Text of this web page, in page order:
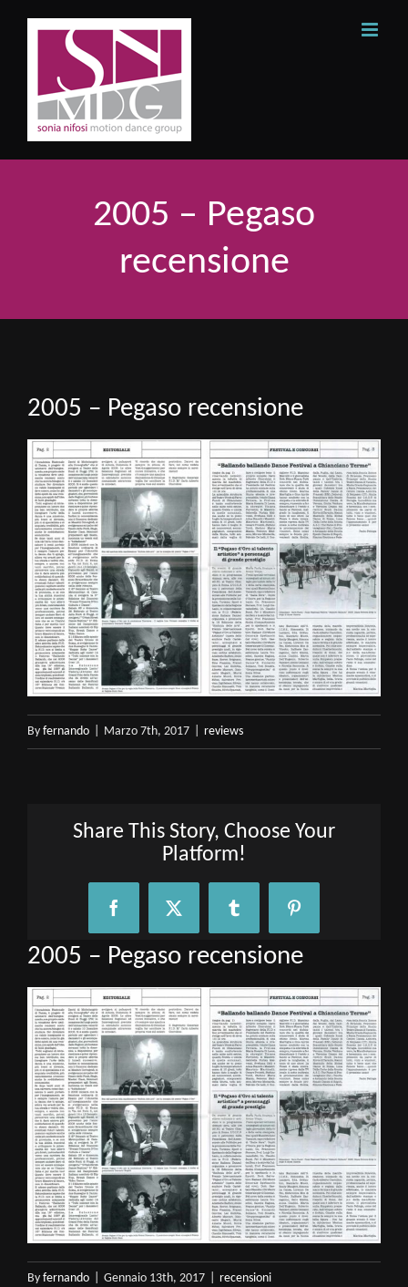
2005 – Pegaso
recensione
2005 – Pegaso recensione
By fernando Marzo 7th, 2017 reviews
Share This Story, Choose Your
Platform!
FacebookX Tumblr Pinterest
2005 – Pegaso recensione
By fernando Gennaio 13th, 2017 recensioni